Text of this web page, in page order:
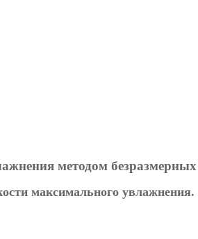
методом
максимального увлажнения.